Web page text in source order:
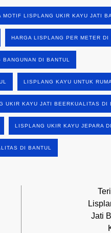
MOTIF LISPLANG UKIR KAYU JATI
HARGA LISPLANG PER METER DI
BANGUNAN DI BANTUL
LISPLANG KAYU UNTUK
UKIR KAYU JATI BEERKUALITAS DI
LISPLANG UKIR KAYU JEPARA
DI BANTUL
Jati